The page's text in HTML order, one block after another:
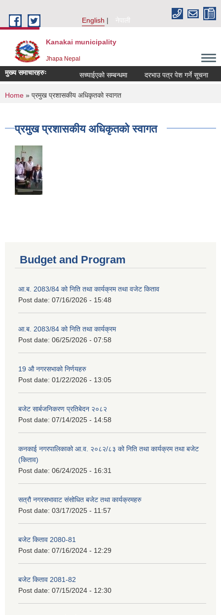
English
नेपाली
Kanakai municipality
Jhapa Nepal
मुख्य समाचारहरुः सच्याईएको सम्बन्धमा दरभाउ पत्र पेश गर्ने सूचना
You are here
Home » प्रमुख प्रशासकीय अधिकृतको स्वागत
प्रमुख प्रशासकीय अधिकृतको स्वागत
Budget and Program
आ.ब. 2083/84 को निति तथा कार्यक्रम तथा वजेट किताव
Post date: 07/16/2026 - 15:48
आ.ब. 2083/84 को निति तथा कार्यक्रम
Post date: 06/25/2026 - 07:58
19 औ नगरसभाको निर्णयहरु
Post date: 01/22/2026 - 13:05
बजेट सार्बजनिकरण प्रतिबेदन २०८२
Post date: 07/14/2025 - 14:58
कनकाई नगरपालिकाको आ.व. २०८२/८३ को निति तथा कार्यक्रम तथा बजेट
(किताव)
Post date: 06/24/2025 - 16:31
सत्रौ नगरसभावाट संसोधित बजेट तथा कार्यक्रमहरु
Post date: 03/17/2025 - 11:57
बजेट किताव 2080-81
Post date: 07/16/2024 - 12:29
बजेट किताव 2081-82
Post date: 07/15/2024 - 12:30